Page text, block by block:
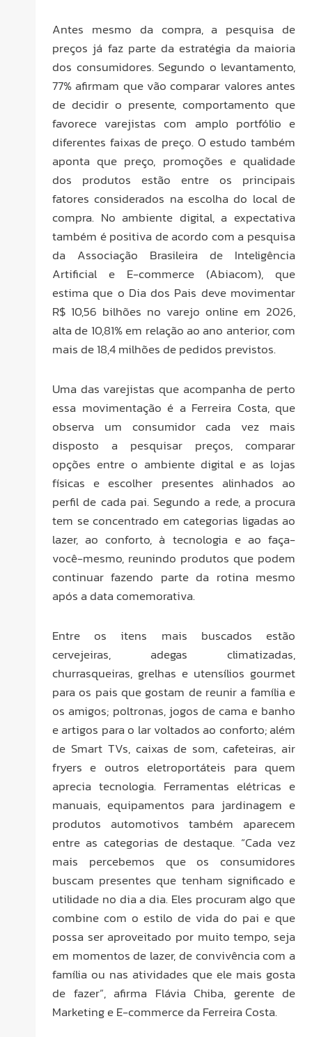
Antes mesmo da compra, a pesquisa de
preços já faz parte da estratégia da maioria
dos consumidores. Segundo o levantamento,
77% afirmam que vão comparar valores antes
de decidir o presente, comportamento que
favorece varejistas com amplo portfólio e
diferentes faixas de preço. O estudo também
aponta que preço, promoções e qualidade
dos produtos estão entre os principais
fatores considerados na escolha do local de
compra. No ambiente digital, a expectativa
também é positiva de acordo com a pesquisa
da Associação Brasileira de Inteligência
Artificial e E-commerce (Abiacom), que
estima que o Dia dos Pais deve movimentar
R$ 10,56 bilhões no varejo online em 2026,
alta de 10,81% em relação ao ano anterior, com
mais de 18,4 milhões de pedidos previstos.
Uma das varejistas que acompanha de perto
essa movimentação é a Ferreira Costa, que
observa um consumidor cada vez mais
disposto a pesquisar preços, comparar
opções entre o ambiente digital e as lojas
físicas e escolher presentes alinhados ao
perfil de cada pai. Segundo a rede, a procura
tem se concentrado em categorias ligadas ao
lazer, ao conforto, à tecnologia e ao faça-
você-mesmo, reunindo produtos que podem
continuar fazendo parte da rotina mesmo
após a data comemorativa.
Entre os itens mais buscados estão
cervejeiras, adegas climatizadas,
churrasqueiras, grelhas e utensílios gourmet
para os pais que gostam de reunir a família e
os amigos; poltronas, jogos de cama e banho
e artigos para o lar voltados ao conforto; além
de Smart TVs, caixas de som, cafeteiras, air
fryers e outros eletroportáteis para quem
aprecia tecnologia. Ferramentas elétricas e
manuais, equipamentos para jardinagem e
produtos automotivos também aparecem
entre as categorias de destaque. “Cada vez
mais percebemos que os consumidores
buscam presentes que tenham significado e
utilidade no dia a dia. Eles procuram algo que
combine com o estilo de vida do pai e que
possa ser aproveitado por muito tempo, seja
em momentos de lazer, de convivência com a
família ou nas atividades que ele mais gosta
de fazer”, afirma Flávia Chiba, gerente de
Marketing e E-commerce da Ferreira Costa.